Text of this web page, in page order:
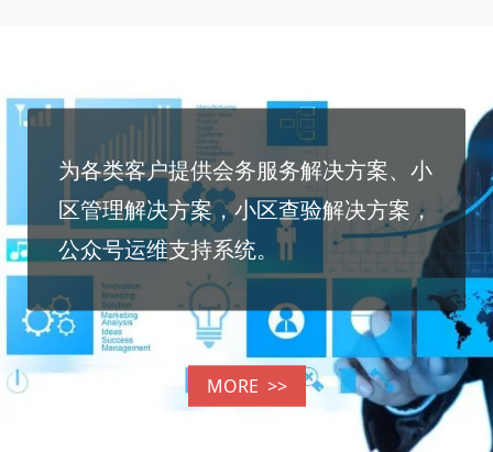
为各类客户提供会务服务解决方案、小
区管理解决方案，小区查验解决方案，
公众号运维支持系统。
MORE >>